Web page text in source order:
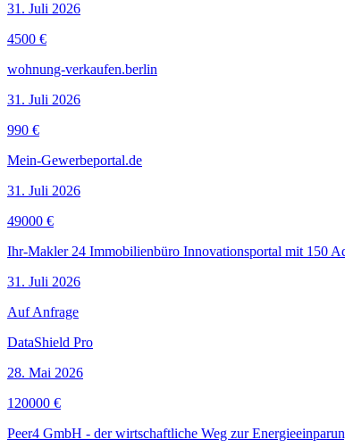
31. Juli 2026
4500 €
wohnung-verkaufen.berlin
31. Juli 2026
990 €
Mein-Gewerbeportal.de
31. Juli 2026
49000 €
Ihr-Makler 24 Immobilienbüro Innovationsportal mit 150
31. Juli 2026
Auf Anfrage
DataShield Pro
28. Mai 2026
120000 €
Peer4 GmbH - der wirtschaftliche Weg zur